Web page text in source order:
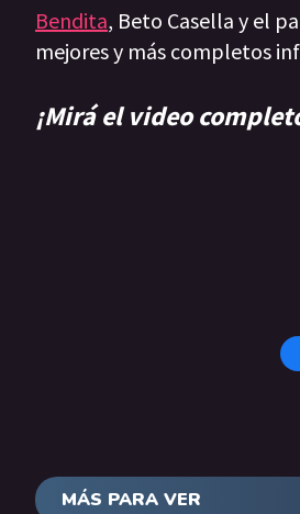
Bendita, Beto Casella y el
mejores y más completos
¡Mirá el video
MÁS PARA VER